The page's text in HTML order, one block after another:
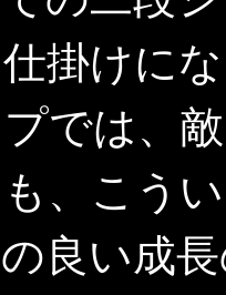
掛けに
では、
、こう
良い成